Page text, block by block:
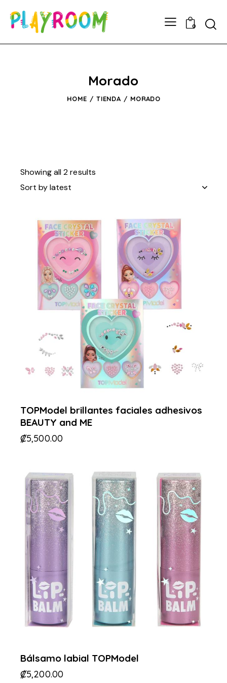
0
Morado
HOME TIENDA MORADO
Showing all 2 results
TOPModel brillantes faciales adhesivos
BEAUTY and ME
₡5,500.00
Bálsamo labial TOPModel
₡5,200.00